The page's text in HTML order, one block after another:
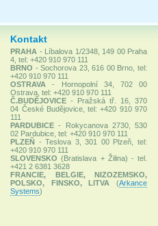
Kontakt
PRAHA - Líbalova 1/2348, 149 00 Praha
4, tel: +420 910 970 111
BRNO - Sochorova 23, 616 00 Brno, tel:
+420 910 970 111
OSTRAVA
- Hornopolní 34, 702 00
Ostrava, tel: +420 910 970 111
Č.BUDĚJOVICE - Pražská tř. 16, 370
04 České Budějovice, tel: +420 910 970
111
PARDUBICE - Rokycanova 2730, 530
02 Pardubice, tel: +420 910 970 111
PLZEŇ - Teslova 3, 301 00 Plzeň, tel:
+420 910 970 111
SLOVENSKO (Bratislava + Žilina) - tel.
+421 2 6381 3628
FRANCIE, BELGIE, NIZOZEMSKO,
POLSKO, FINSKO, LITVA
(Arkance
Systems)